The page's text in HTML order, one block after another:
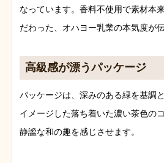
なっています。香料不使用で素材本
だわった、オハヨー乳業の本気度が
高級感が漂うパッケージ
パッケージは、深みのある緑を基調
イメージした落ち着いた濃い茶色の
静謐な和の趣を感じさせます。